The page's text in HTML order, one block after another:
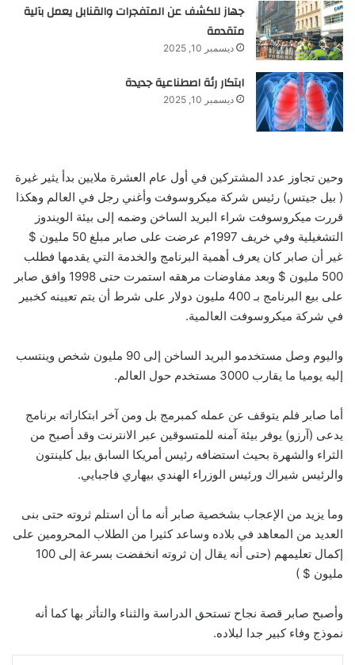
جهاز للكشف عن المتفجرات والقنابل يعمل بآلية
متقدمة
ديسمبر 10, 2025
ابتكار رئة اصطناعية جديدة
ديسمبر 10, 2025
وحين تجاوز عدد المشتركين في أول عام العشرة ملايين بدأ يثير غيرة
( بيل جيتس) رئيس شركة ميكروسوفت وأغني رجل في العالم وهكذا
قررت ميكروسوفت شراء البريد الساخن وضمه إلى بيئة الويندوز
التشغيلية وفي خريف 1997م عرضت على صابر مبلغ 50 مليون $
غير أن صابر كان يعرف أهمية البرنامج والخدمة التي يقدمها فطلب
500 مليون $ وبعد مفاوضات مرهقه استمرت حتى 1998 وافق صابر
على بيع البرنامج بـ 400 مليون دولار على شرط أن يتم تعيينه كخبير
في شركة ميكروسوفت العالمية.
واليوم وصل مستخدمو البريد الساخن إلى 90 مليون شخص وينتسب
إليه يوميا ما يقارب 3000 مستخدم حول العالم.
أما صابر فلم يتوقف عن عمله كمبرمج بل ومن آخر ابتكاراته برنامج
يدعى (آرزو) يوفر بيئة آمنه للمتسوقين عبر الانترنت وقد أصبح من
الثراء والشهرة بحيث استضافه رئيس أمريكا السابق بيل كلينتون
والرئيس شيراك ورئيس الوزراء الهندي بيهاري فاجبايي.
وما يزيد من الإعجاب بشخصية صابر أنه ما أن استلم ثروته حتى بنى
العديد من المعاهد في بلاده وساعد كثيرا من الطلاب المحرومين على
إكمال تعليمهم (حتى أنه يقال إن ثروته انخفضت بسرعة إلى 100
مليون $ )
وأصبح صابر قصة نجاح تستحق الدراسة والثناء والتأثر بها كما أنه
نموذج وفاء كبير جدا لبلاده.